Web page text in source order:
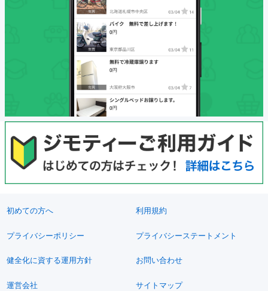
初めての方へ 利用規約
プライバシーポリシー プライバシーステートメント
健全化に資する運用方針 お問い合わせ
運営会社 サイトマップ